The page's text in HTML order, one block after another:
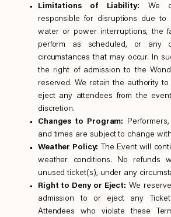
Limitations of Liability: We
responsible for disruptions due to
water or power interruptions, the
perform as scheduled, or any
circumstances that may occur. In
the right of admission to the
reserved. We retain the authority
eject any attendees from the
discretion.
Changes to Program:
and times are subject to change
Weather Policy: The Event will
weather conditions. No refunds
unused ticket(s), under any
Right to Deny or Eject: We
admission to or eject any
Attendees who violate these